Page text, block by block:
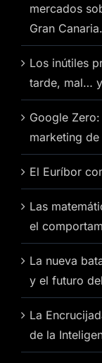
mercados
Gran Canaria.
Los inútiles
tarde, mal…
Google
marketing
El Euríbor
Las
el
La nueva
y el futuro
La
de la